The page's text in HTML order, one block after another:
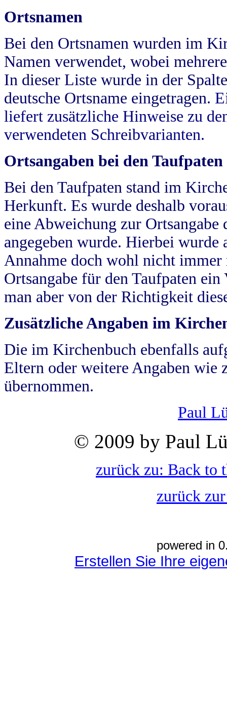
Ortsnamen
Bei den Ortsnamen wurden im
Namen verwendet, wobei
In dieser Liste wurde in der
deutsche Ortsname eingetragen.
liefert zusätzliche Hinweise zu
verwendeten Schreibvarianten.
Ortsangaben bei den Taufpaten
Bei den Taufpaten stand im
Herkunft. Es wurde deshalb
eine Abweichung zur
angegeben wurde. Hierbei wurde
Annahme doch wohl nicht
Ortsangabe für den Taufpaten
man aber von der Richtigkeit
Zusätzliche Angaben im
Die im Kirchenbuch ebenfalls
Eltern oder weitere Angaben wie
übernommen.
Paul
© 2009 by Paul
zurück zu: Back to
zurück
powered in
Erstellen Sie Ihre